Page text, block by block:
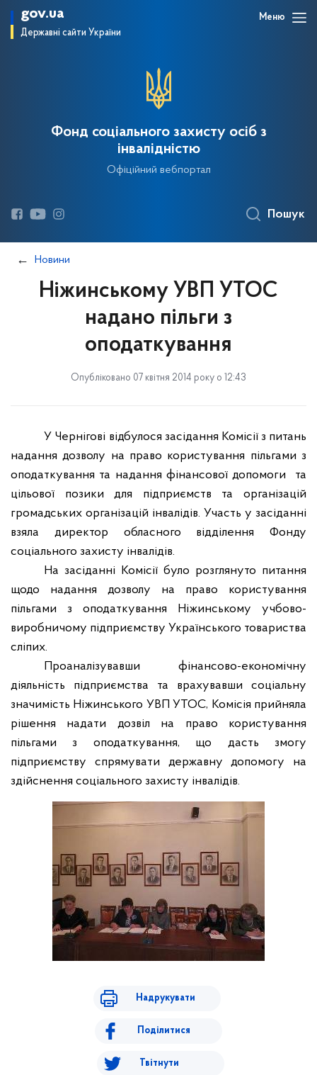
gov.ua
Державні сайти України
Меню
Фонд соціального захисту осіб з
інвалідністю
Офіційний вебпортал
Пошук
Новини
Ніжинському УВП УТОС
надано пільги з
оподаткування
Опубліковано 07 квітня 2014 року о 12:43
У Чернігові відбулося засідання Комісії з питань
надання дозволу на право користування пільгами з
оподаткування та надання фінансової допомоги
та
цільової позики для підприємств та організацій
громадських організацій інвалідів. Участь у засіданні
взяла директор обласного відділення Фонду
соціального захисту інвалідів.
На засіданні Комісії було розглянуто питання
щодо надання дозволу на право користування
пільгами з оподаткування Ніжинському учбово-
виробничому підприємству Українського товариства
сліпих.
Проаналізувавши фінансово-економічну
діяльність підприємства та врахувавши соціальну
значимість Ніжинського УВП УТОС, Комісія прийняла
рішення надати дозвіл на право користування
пільгами з оподаткування, що дасть змогу
підприємству спрямувати державну допомогу на
здійснення соціального захисту інвалідів.
Надрукувати
Поділитися
Твітнути